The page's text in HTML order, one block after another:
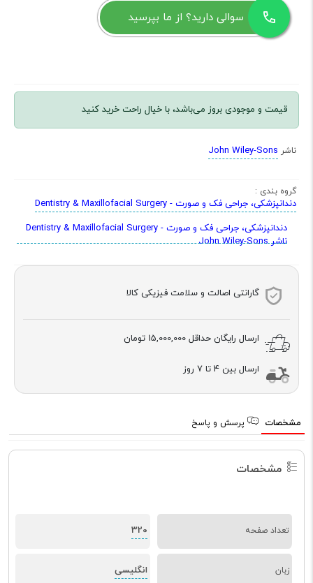
سوالی دارید؟ از ما بپرسید
قیمت و موجودی بروز می‌باشد، با خیال راحت خرید کنید
ناشر John Wiley-Sons
گروه بندی :
دندانپزشکی، جراحی فک و صورت - Dentistry & Maxillofacial Surgery
دندانپزشکی، جراحی فک و صورت - Dentistry & Maxillofacial Surgery
ناشر John Wiley-Sons
گارانتی اصالت و سلامت فیزیکی کالا
ارسال رایگان حداقل 15,000,000 تومان
ارسال بین 4 تا 7 روز
مشخصات پرسش و پاسخ
مشخصات
تعداد صفحه 320
زبان انگلیسی